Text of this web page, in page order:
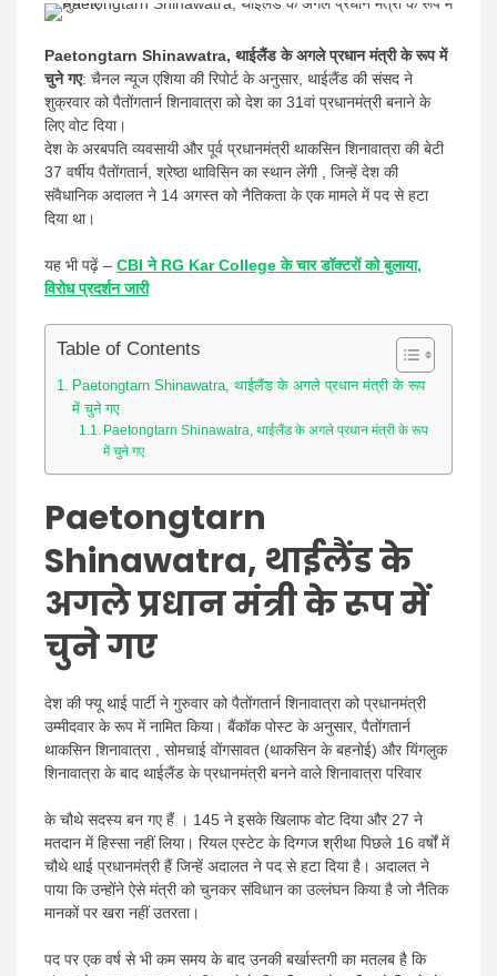
Paetongtarn Shinawatra, थाईलैंड के अगले प्रधान मंत्री के रूप में
चुने गए: चैनल न्यूज एशिया की रिपोर्ट के अनुसार, थाईलैंड की संसद ने
शुक्रवार को पैतोंगतार्न शिनावात्रा को देश का 31वां प्रधानमंत्री बनाने के
लिए वोट दिया।
देश के अरबपति व्यवसायी और पूर्व प्रधानमंत्री थाकसिन शिनावात्रा की बेटी
37 वर्षीय पैतोंगतार्न, श्रेष्ठा थाविसिन का स्थान लेंगी , जिन्हें देश की
संवैधानिक अदालत ने 14 अगस्त को नैतिकता के एक मामले में पद से हटा
दिया था।
यह भी पढ़ें – CBI ने RG Kar College के चार डॉक्टरों को बुलाया,
विरोध प्रदर्शन जारी
Table of Contents
Paetongtarn Shinawatra, थाईलैंड के अगले प्रधान मंत्री के रूप
में चुने गए
Paetongtarn Shinawatra, थाईलैंड के अगले प्रधान मंत्री के रूप
में चुने गए
Paetongtarn
Shinawatra, थाईलैंड के
अगले प्रधान मंत्री के रूप में
चुने गए
देश की फ्यू थाई पार्टी ने गुरुवार को पैतोंगतार्न शिनावात्रा को प्रधानमंत्री
उम्मीदवार के रूप में नामित किया। बैंकॉक पोस्ट के अनुसार, पैतोंगतार्न
थाकसिन शिनावात्रा , सोमचाई वोंगसावत (थाकसिन के बहनोई) और यिंगलुक
शिनावात्रा के बाद थाईलैंड के प्रधानमंत्री बनने वाले शिनावात्रा परिवार
के चौथे सदस्य बन गए हैं । 145 ने इसके खिलाफ वोट दिया और 27 ने
मतदान में हिस्सा नहीं लिया। रियल एस्टेट के दिग्गज श्रीथा पिछले 16 वर्षों में
चौथे थाई प्रधानमंत्री हैं जिन्हें अदालत ने पद से हटा दिया है। अदालत ने
पाया कि उन्होंने ऐसे मंत्री को चुनकर संविधान का उल्लंघन किया है जो नैतिक
मानकों पर खरा नहीं उतरता।
पद पर एक वर्ष से भी कम समय के बाद उनकी बर्खास्तगी का मतलब है कि